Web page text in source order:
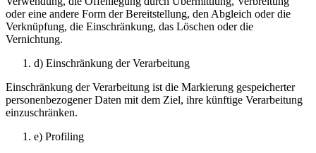
oder eine andere Form der Bereitstellung, den Abgleich oder die
Verknüpfung, die Einschränkung, das Löschen oder die
Vernichtung.
d) Einschränkung der Verarbeitung
Einschränkung der Verarbeitung ist die Markierung gespeicherter
personenbezogener Daten mit dem Ziel, ihre künftige Verarbeitung
einzuschränken.
e) Profiling